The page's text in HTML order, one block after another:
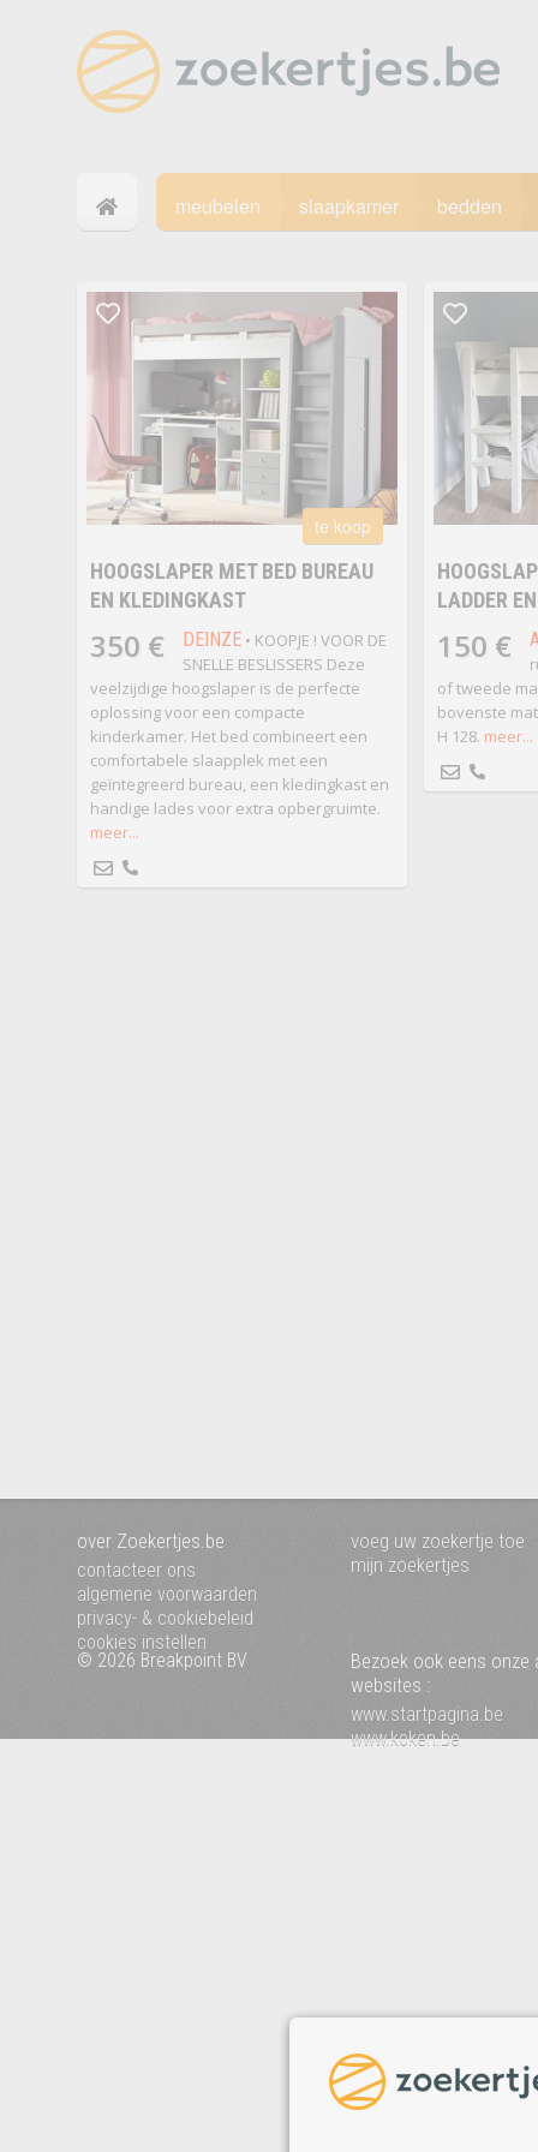
meubelen slaapkamer bedden
te koop
HOOGSLAPER MET BED BUREAU
EN KLEDINGKAST
350 € DEINZE• KOOPJE ! VOOR DE
SNELLE BESLISSERS Deze
veelzijdige hoogslaper is de perfecte
oplossing voor een compacte
kinderkamer. Het bed combineert een
comfortabele slaapplek met een
geïntegreerd bureau, een kledingkast en
handige lades voor extra opbergruimte.
meer...
LADDER
150 €
of tweede
bovenste
H 128. meer...
over Zoekertjes.be
contacteer ons
algemene voorwaarden
privacy- & cookiebeleid
cookies instellen
voeg uw zoekertje toe
mijn zoekertjes
© 2026 Breakpoint BV
Bezoek ook eens onze
websites :
www.startpagina.be
www.koken.be